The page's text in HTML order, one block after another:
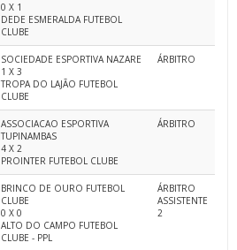
0 X 1
DEDE ESMERALDA FUTEBOL
CLUBE
SOCIEDADE ESPORTIVA NAZARE
1 X 3
TROPA DO LAJÃO FUTEBOL
CLUBE
ÁRBITRO
ASSOCIACAO ESPORTIVA
TUPINAMBAS
4 X 2
PROINTER FUTEBOL CLUBE
ÁRBITRO
BRINCO DE OURO FUTEBOL
CLUBE
0 X 0
ALTO DO CAMPO FUTEBOL
CLUBE - PPL
ÁRBITRO
ASSISTENTE
2